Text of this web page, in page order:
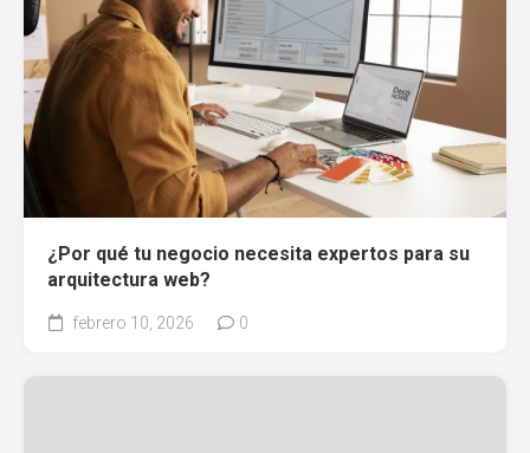
¿Por qué tu negocio necesita expertos para su
arquitectura web?
febrero 10, 2026 0